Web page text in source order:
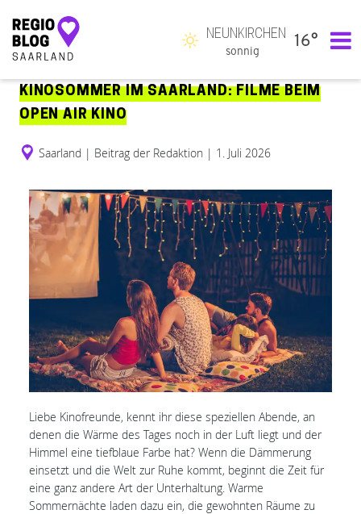
Hauptnavigation
NEUNKIRCHEN
sonnig
16°
KINOSOMMER IM SAARLAND: FILME BEIM
OPEN AIR KINO
Saarland | Beitrag der Redaktion | 1. Juli 2026
Liebe Kinofreunde, kennt ihr diese speziellen Abende, an
denen die Wärme des Tages noch in der Luft liegt und der
Himmel eine tiefblaue Farbe hat? Wenn die Dämmerung
einsetzt und die Welt zur Ruhe kommt, beginnt die Zeit für
eine ganz andere Art der Unterhaltung. Warme
Sommernächte laden dazu ein, die gewohnten Räume zu